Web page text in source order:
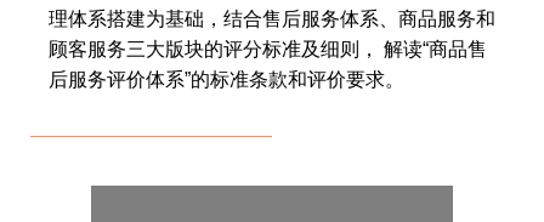
理体系搭建为基础，结合售后服务体系、商品服务和
顾客服务三大版块的评分标准及细则， 解读“商品售
后服务评价体系”的标准条款和评价要求。